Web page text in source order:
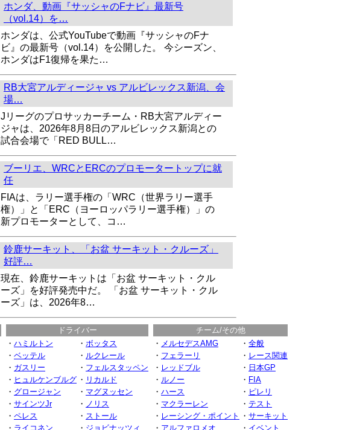
ホンダ、動画『サッシャのFナビ』最新号
（vol.14）を…
ホンダは、公式YouTubeで動画『サッシャのFナ
ビ』の最新号（vol.14）を公開した。 今シーズン、
ホンダはF1復帰を果た…
RB大宮アルディージャ vs アルビレックス新潟、会
場…
Jリーグのプロサッカーチーム・RB大宮アルディー
ジャは、2026年8月8日のアルビレックス新潟との
試合会場で「RED BULL…
ブーリエ、WRCとERCのプロモータートップに就
任
FIAは、ラリー選手権の「WRC（世界ラリー選手
権）」と「ERC（ヨーロッパラリー選手権）」の
新プロモーターとして、コ…
鈴鹿サーキット、「お盆 サーキット・クルーズ」
好評…
現在、鈴鹿サーキットは「お盆 サーキット・クル
ーズ」を好評発売中だ。 「お盆 サーキット・クル
ーズ」は、2026年8…
ドライバー
チーム/その他
・ ハミルトン
・ ベッテル
・ ガスリー
・ ヒュルケンブルグ
・ グロージャン
・ サインツJr
・ ペレス
・ ライコネン
・ ボッタス
・ ルクレール
・ フェルスタッペン
・ リカルド
・ マグヌッセン
・ ノリス
・ ストール
・ ジョビナッツィ
・ メルセデスAMG
・ フェラーリ
・ レッドブル
・ ルノー
・ ハース
・ マクラーレン
・ レーシング・ポイント
・ アルファロメオ
・ 全般
・ レース関連
・ 日本GP
・ FIA
・ ピレリ
・ テスト
・ サーキット
・ イベント